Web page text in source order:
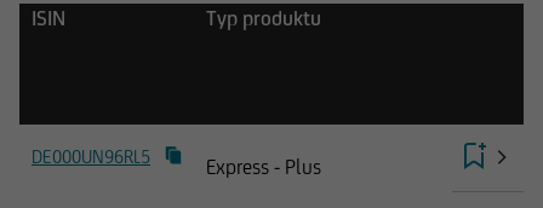
ISIN Typ produktu
DE000UN96RL5 Express - Plus